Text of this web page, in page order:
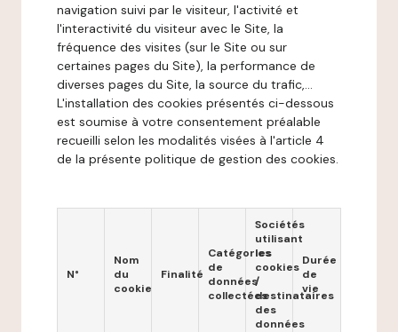
navigation suivi par le visiteur, l'activité et
l'interactivité du visiteur avec le Site, la
fréquence des visites (sur le Site ou sur
certaines pages du Site), la performance de
diverses pages du Site, la source du trafic,...
L'installation des cookies présentés ci-dessous
est soumise à votre consentement préalable
recueilli selon les modalités visées à l'article 4
de la présente politique de gestion des cookies.
N°
Nom
du
cookie
Finalité
Catégories
de
données
collectées
Sociétés
utilisant
les
cookies
/
destinataires
des
données
Durée
de
vie